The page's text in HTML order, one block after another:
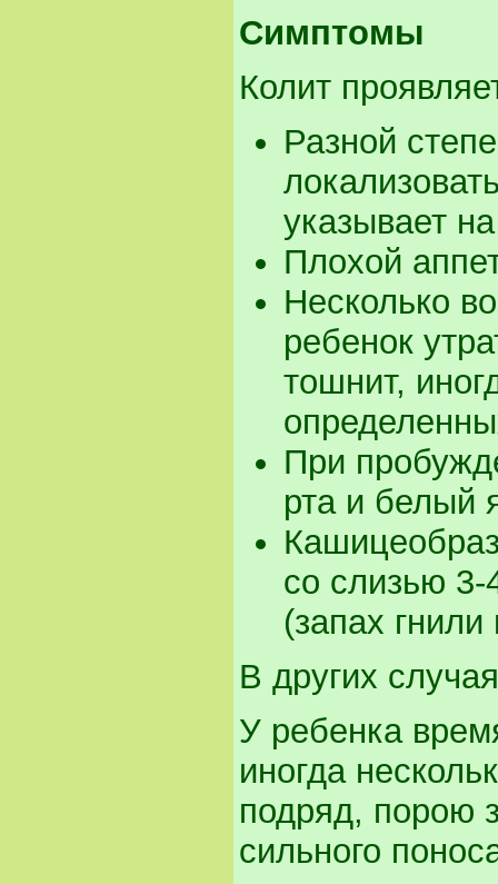
Симптомы
Колит
Разной
указывает
Плохой
Несколько
ребенок
тошнит,
При
рта и белый
со слизью 3-
(запах
В других
У ребенка
иногда
подряд, порою
сильного